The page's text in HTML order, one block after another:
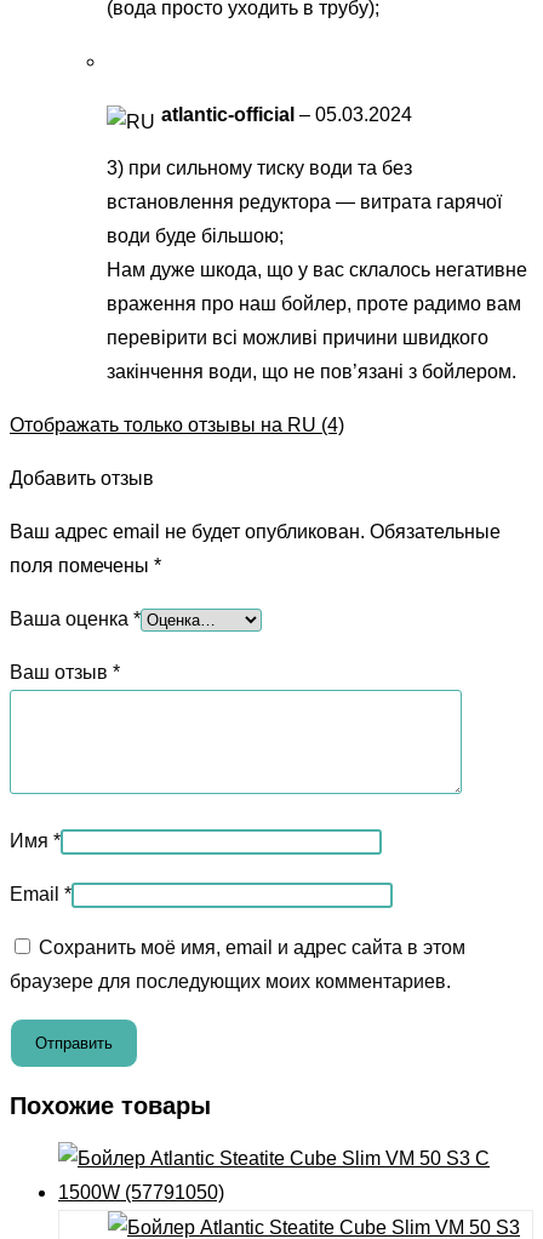
(вода просто уходить в трубу);
atlantic-official – 05.03.2024
3) при сильному тиску води та без
встановлення редуктора — витрата гарячої
води буде більшою;
Нам дуже шкода, що у вас склалось негативне
враження про наш бойлер, проте радимо вам
перевірити всі можливі причини швидкого
закінчення води, що не пов’язані з бойлером.
Отображать только отзывы на RU (4)
Добавить отзыв
Ваш адрес email не будет опубликован. Обязательные
поля помечены *
Ваша оценка *
Ваш отзыв *
Имя *
Email *
Сохранить моё имя, email и адрес сайта в этом
браузере для последующих моих комментариев.
Похожие товары